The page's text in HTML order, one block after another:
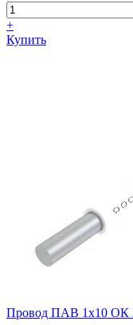
+
Купить
Провод ПАВ 1х10 ОК